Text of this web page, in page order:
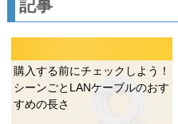
記事
購入する前にチェックしよう！
シーンごとLANケーブルのおす
すめの長さ